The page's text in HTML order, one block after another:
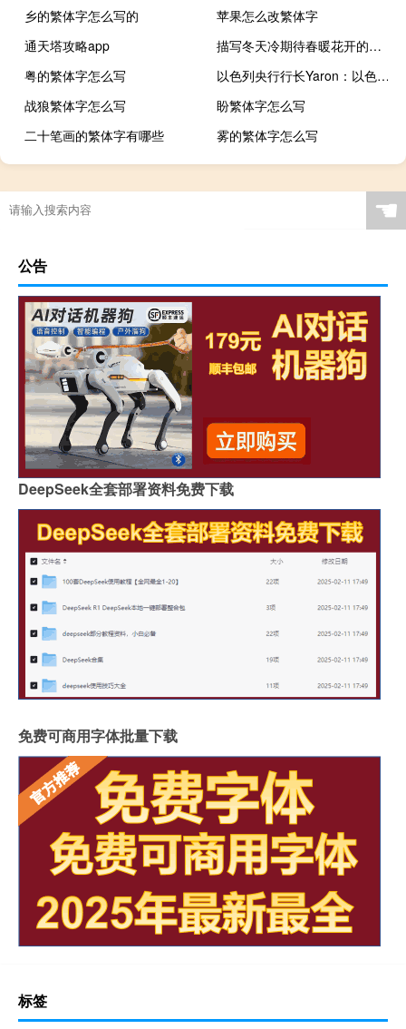
乡的繁体字怎么写的
苹果怎么改繁体字
通天塔攻略app
描写冬天冷期待春暖花开的诗句
粤的繁体字怎么写
以色列央行行长Yaron：以色列经济形势稳定
战狼繁体字怎么写
盼繁体字怎么写
二十笔画的繁体字有哪些
雾的繁体字怎么写
☚
公告
DeepSeek全套部署资料免费下载
免费可商用字体批量下载
标签